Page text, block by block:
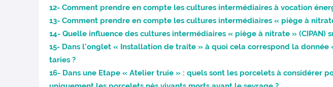
12- Comment prendre en compte les cultures intermédiaires à vocation
13- Comment prendre en compte les cultures intermédiaires « piège à
14- Quelle influence des cultures intermédiaires « piège à nitrate » (CIPAN)
15- Dans l'onglet « Installation de traite » à quoi cela correspond la
taries ?
16- Dans une Etape « Atelier truie » : quels sont les porcelets à considérer